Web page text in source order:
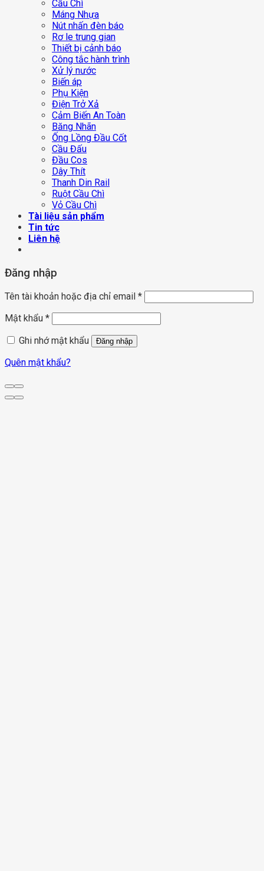
Cầu Chì
Máng Nhựa
Nút nhấn đèn báo
Rơ le trung gian
Thiết bị cảnh báo
Công tắc hành trình
Xử lý nước
Biến áp
Phụ Kiện
Điện Trở Xả
Cảm Biến An Toàn
Băng Nhãn
Ống Lồng Đầu Cốt
Cầu Đấu
Đầu Cos
Dây Thít
Thanh Din Rail
Ruột Cầu Chì
Vỏ Cầu Chì
Tài liệu sản phẩm
Tin tức
Liên hệ
Đăng nhập
Tên tài khoản hoặc địa chỉ email *
Mật khẩu *
Ghi nhớ mật khẩu
Đăng nhập
Quên mật khẩu?